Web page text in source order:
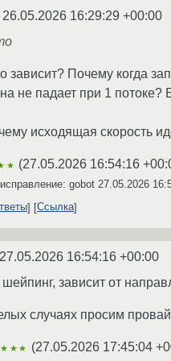
26.05.2026 16:29:29 +00:00
зависит? Почему когда
не падает при 1
исходящая скорость
(27.05.2026 16:54:16
gobot 27.05.2026
Ссылка
27.05.2026 16:54:16 +00:00
зависит от
случаях просим
(27.05.2026 17:45:04